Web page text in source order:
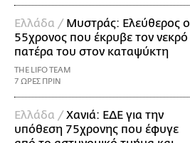
Ελλάδα / Μυστράς: Ελεύθερος ο
55χρονος που έκρυβε τον νεκρό
πατέρα του στον καταψύκτη
THE LIFO TEAM
7 ΩΡΕΣ ΠΡΙΝ
Ελλάδα /Χανιά: ΕΔΕ για την
υπόθεση 75χρονης που έφυγε